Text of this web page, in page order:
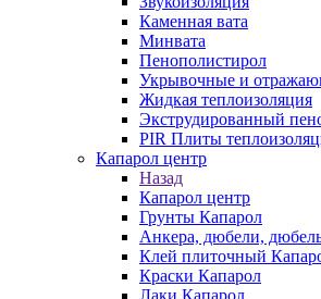
Каменная вата
Минвата
Пенополистирол
Укрывочные и
Жидкая теплоизоляция
Экструдированный
PIR Плиты
Капарол центр
Назад
Капарол центр
Грунты Капарол
Анкера, дюбели,
Клей плиточный
Краски Капарол
Лаки Капарол